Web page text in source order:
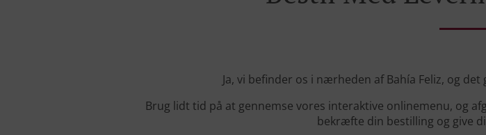
Ja, vi befinder os i nærheden af Bahía Feliz, og
Brug lidt tid på at gennemse vores interaktive onlinemenu, og
bekræfte din bestilling og give